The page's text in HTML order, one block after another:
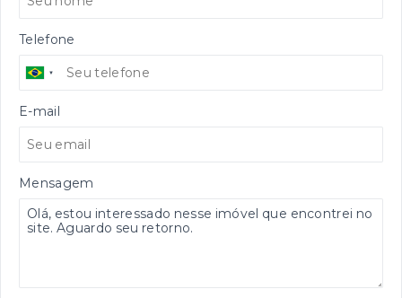
Telefone
E-mail
Mensagem